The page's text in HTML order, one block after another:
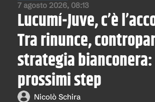
7 agosto 2026, 08:13
Lucumí-Juve, c’è
Tra rinunce,
strategia
prossimi step
Nicolò Schira